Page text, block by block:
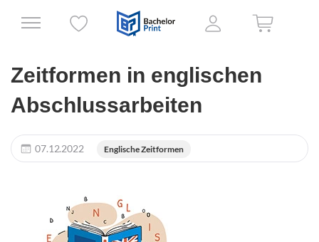
Zeitformen in englischen
Abschlussarbeiten
07.12.2022 Englische Zeitformen